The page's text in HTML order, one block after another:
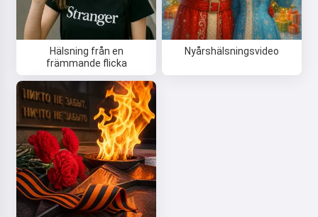
Hälsning från en
främmande flicka
Nyårshälsningsvideo